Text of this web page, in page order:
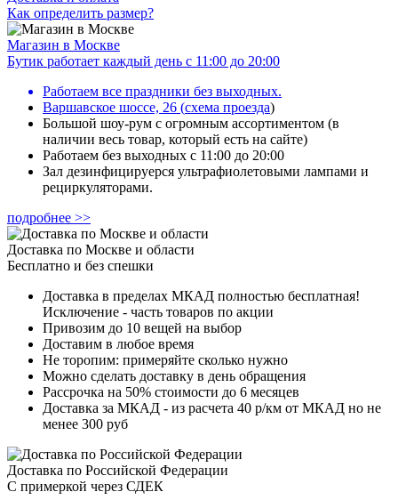
Как определить размер?
Магазин в Москве
Бутик работает каждый день с 11:00 до 20:00
Работаем все праздники без выходных.
Варшавское шоссе, 26 (схема проезда)
Большой шоу-рум с огромным ассортиментом (в
наличии весь товар, который есть на сайте)
Работаем без выходных с 11:00 до 20:00
Зал дезинфицируерся ультрафиолетовыми лампами и
рециркуляторами.
подробнее >>
Доставка по Москве и области
Бесплатно и без спешки
Доставка в пределах МКАД полностью бесплатная!
Исключение - часть товаров по акции
Привозим до 10 вещей на выбор
Доставим в любое время
Не торопим: примеряйте сколько нужно
Можно сделать доставку в день обращения
Рассрочка на 50% стоимости до 6 месяцев
Доставка за МКАД - из расчета 40 р/км от МКАД но не
менее 300 руб
Доставка по Российской Федерации
С примеркой через СДЕК